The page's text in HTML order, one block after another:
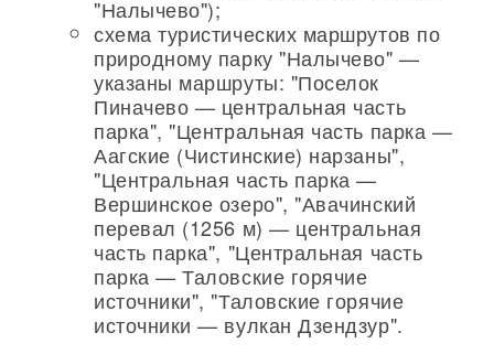
"Налычево");
схема туристических маршрутов по
природному парку "Налычево" —
указаны маршруты: "Поселок
Пиначево — центральная часть
парка", "Центральная часть парка —
Аагские (Чистинские) нарзаны",
"Центральная часть парка —
Вершинское озеро", "Авачинский
перевал (1256 м) — центральная
часть парка", "Центральная часть
парка — Таловские горячие
источники", "Таловские горячие
источники — вулкан Дзендзур".